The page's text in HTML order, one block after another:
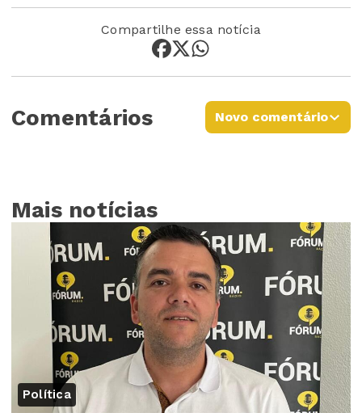
Compartilhe essa notícia
Comentários Novo comentário
Mais notícias
Política